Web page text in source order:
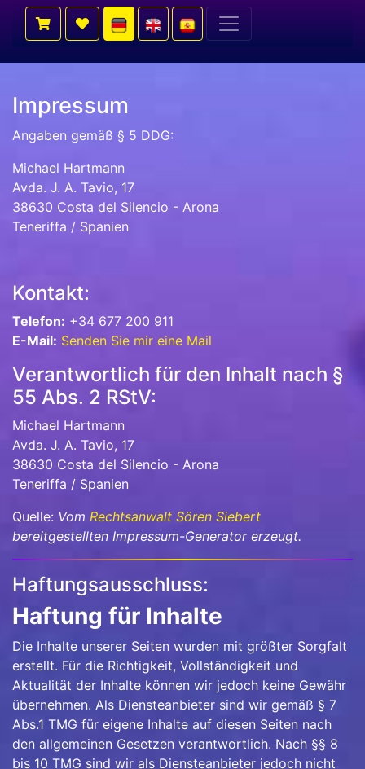
Impressum
Angaben gemäß § 5 DDG:
Michael Hartmann
Avda. J. A. Tavio, 17
38630 Costa del Silencio - Arona
Teneriffa / Spanien
Kontakt:
Telefon: +34 677 200 911
E-Mail: Senden Sie mir eine Mail
Verantwortlich für den Inhalt nach §
55 Abs. 2 RStV:
Michael Hartmann
Avda. J. A. Tavio, 17
38630 Costa del Silencio - Arona
Teneriffa / Spanien
Quelle: Vom Rechtsanwalt Sören Siebert
bereitgestellten Impressum-Generator erzeugt.
Haftungsausschluss:
Haftung für Inhalte
Die Inhalte unserer Seiten wurden mit größter Sorgfalt
erstellt. Für die Richtigkeit, Vollständigkeit und
Aktualität der Inhalte können wir jedoch keine Gewähr
übernehmen. Als Diensteanbieter sind wir gemäß § 7
Abs.1 TMG für eigene Inhalte auf diesen Seiten nach
den allgemeinen Gesetzen verantwortlich. Nach §§ 8
bis 10 TMG sind wir als Diensteanbieter jedoch nicht